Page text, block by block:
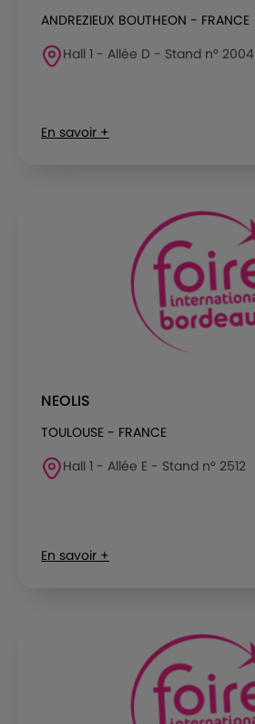
ANDREZIEUX BOUTHEON - FRANCE
Hall 1 - Allée D - Stand n° 2004
En savoir +
NEOLIS
TOULOUSE - FRANCE
Hall 1 - Allée E - Stand n° 2512
En savoir +